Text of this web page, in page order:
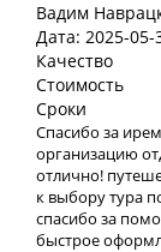
Вадим
Дата: 2025-05-
Качество
Стоимость
Сроки
Спасибо за
организацию
отлично!
к выбору тура
спасибо за
быстрое